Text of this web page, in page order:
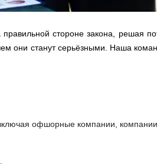
стороне закона, решая
они станут серьёзными. Наша
офшорные компании,